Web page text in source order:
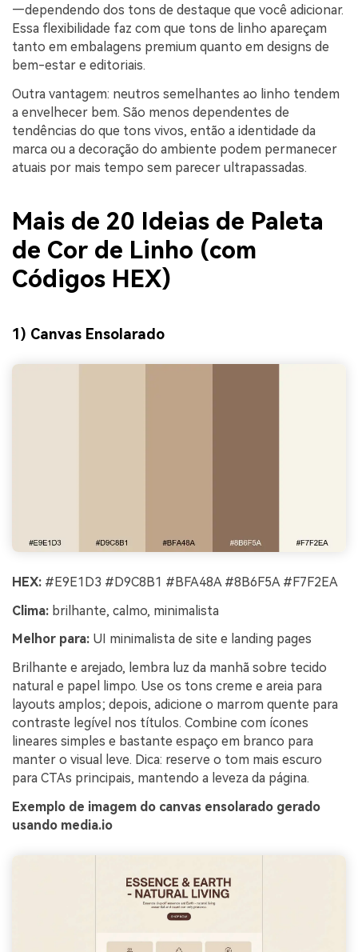
—dependendo dos tons de destaque que você adicionar.
Essa flexibilidade faz com que tons de linho apareçam
tanto em embalagens premium quanto em designs de
bem-estar e editoriais.
Outra vantagem: neutros semelhantes ao linho tendem
a envelhecer bem. São menos dependentes de
tendências do que tons vivos, então a identidade da
marca ou a decoração do ambiente podem permanecer
atuais por mais tempo sem parecer ultrapassadas.
Mais de 20 Ideias de Paleta
de Cor de Linho (com
Códigos HEX)
1) Canvas Ensolarado
HEX: #E9E1D3 #D9C8B1 #BFA48A #8B6F5A #F7F2EA
Clima: brilhante, calmo, minimalista
Melhor para: UI minimalista de site e landing pages
Brilhante e arejado, lembra luz da manhã sobre tecido
natural e papel limpo. Use os tons creme e areia para
layouts amplos; depois, adicione o marrom quente para
contraste legível nos títulos. Combine com ícones
lineares simples e bastante espaço em branco para
manter o visual leve. Dica: reserve o tom mais escuro
para CTAs principais, mantendo a leveza da página.
Exemplo de imagem do canvas ensolarado gerado
usando media.io